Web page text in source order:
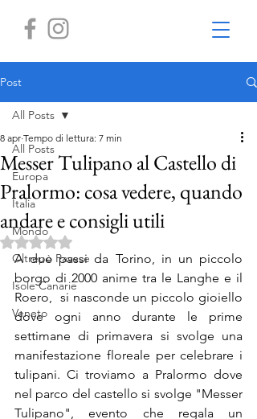
Post
All Posts
Europa
Italia
Mondo
Oltrepò Pavese
Isole Canarie
Veneto
All Posts
Messer Tulipano al Castello di
Pralormo: cosa vedere, quando
andare e consigli utili
8 apr Tempo di lettura: 7 min
Valutazione NaN stelle su 5.
A due passi da Torino, in un piccolo
borgo di 2000 anime tra le Langhe e il
Roero,  si nasconde un piccolo gioiello
dove ogni anno durante le prime
settimane di primavera si svolge una
manifestazione floreale per celebrare i
tulipani. Ci troviamo a Pralormo dove
nel parco del castello si svolge "Messer
Tulipano", evento che regala un